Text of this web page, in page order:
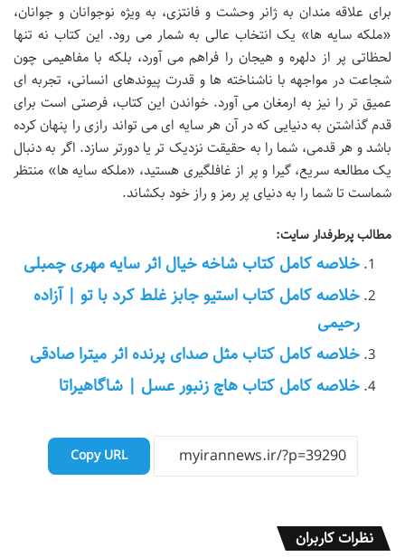
برای علاقه مندان به ژانر وحشت و فانتزی، به ویژه نوجوانان و جوانان،
«ملکه سایه ها» یک انتخاب عالی به شمار می رود. این کتاب نه تنها
لحظاتی پر از دلهره و هیجان را فراهم می آورد، بلکه با مفاهیمی چون
شجاعت در مواجهه با ناشناخته ها و قدرت پیوندهای انسانی، تجربه ای
عمیق تر را نیز به ارمغان می آورد. خواندن این کتاب، فرصتی است برای
قدم گذاشتن به دنیایی که در آن هر سایه ای می تواند رازی را پنهان کرده
باشد و هر قدمی، شما را به حقیقت نزدیک تر یا دورتر سازد. اگر به دنبال
یک مطالعه سریع، گیرا و پر از غافلگیری هستید، «ملکه سایه ها» منتظر
شماست تا شما را به دنیای پر رمز و راز خود بکشاند.
مطالب پرطرفدار سایت:
خلاصه کامل کتاب شاخه خیال اثر سایه مهری چمبلی
خلاصه کامل کتاب استیو جابز غلط کرد با تو | آزاده
رحیمی
خلاصه کامل کتاب مثل صدای پرنده اثر میترا صادقی
خلاصه کامل کتاب هاچ زنبور عسل | شاگاهیراتا
Copy URL
نظرات کاربران